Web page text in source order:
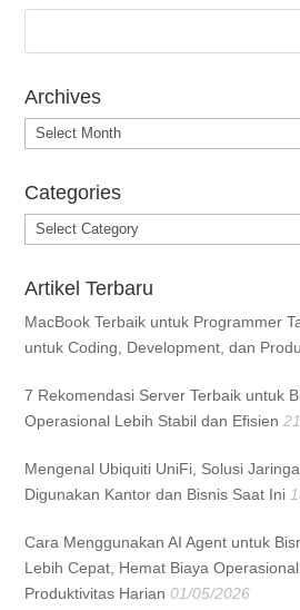
Archives
Archives
Categories
Categories
Artikel Terbaru
MacBook Terbaik untuk Programmer
untuk Coding, Development, dan
7 Rekomendasi Server Terbaik untuk
Operasional Lebih Stabil dan Efisien
Mengenal Ubiquiti UniFi, Solusi
Digunakan Kantor dan Bisnis Saat Ini
Cara Menggunakan AI Agent untuk
Lebih Cepat, Hemat Biaya
Produktivitas Harian 01/05/2026